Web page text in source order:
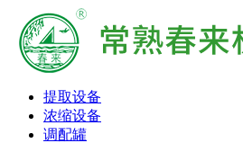
提取设备
浓缩设备
调配罐